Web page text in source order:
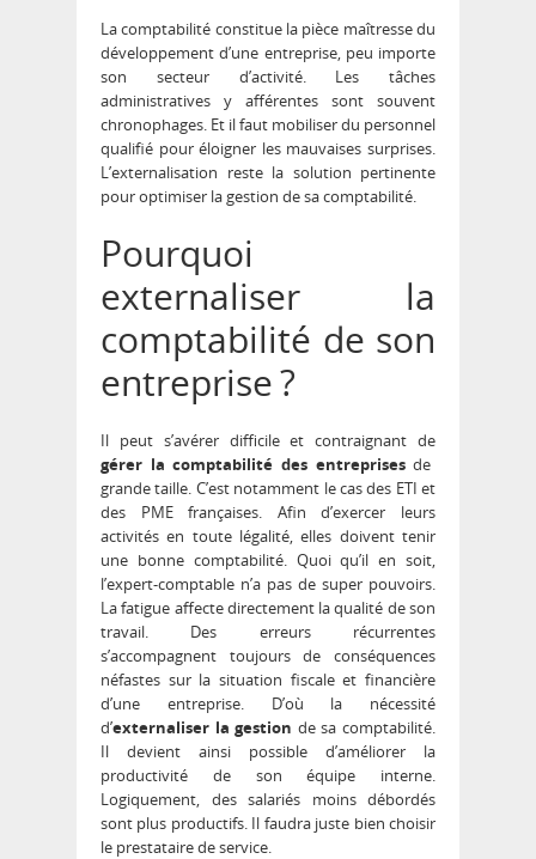
La comptabilité constitue la pièce maîtresse du
développement d’une entreprise, peu importe
son secteur d’activité. Les tâches
administratives y afférentes sont souvent
chronophages. Et il faut mobiliser du personnel
qualifié pour éloigner les mauvaises surprises.
L’externalisation reste la solution pertinente
pour optimiser la gestion de sa comptabilité.
Pourquoi
externaliser la
comptabilité de son
entreprise ?
Il peut s’avérer difficile et contraignant de
gérer la comptabilité des entreprisesde
grande taille. C’est notamment le cas des ETI et
des PME françaises. Afin d’exercer leurs
activités en toute légalité, elles doivent tenir
une bonne comptabilité. Quoi qu’il en soit,
l’expert-comptable n’a pas de super pouvoirs.
La fatigue affecte directement la qualité de son
travail. Des erreurs récurrentes
s’accompagnent toujours de conséquences
néfastes sur la situation fiscale et financière
d’une entreprise. D’où la nécessité
d’externaliser la gestion de sa comptabilité.
Il devient ainsi possible d’améliorer la
productivité de son équipe interne.
Logiquement, des salariés moins débordés
sont plus productifs. Il faudra juste bien choisir
le prestataire de service.